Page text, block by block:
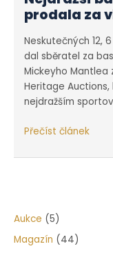
prodala za
Neskutečných 12,
dal sběratel za
Mickeyho Mantlea
Heritage
nejdražším
Nejdražší
karta
víc
než
Přečíst článek
Aukce (5)
Magazín (44)